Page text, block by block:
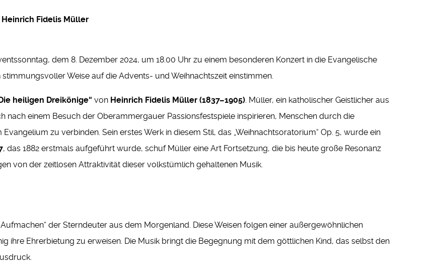
Heinrich Fidelis Müller
dem 8. Dezember 2024, um 18.00 Uhr zu einem besonderen Konzert in die Evangelische
Weise auf die Advents- und Weihnachtszeit einstimmen.
heiligen Dreikönige“ von Heinrich Fidelis Müller (1837–1905). Müller, ein katholischer Geistlicher aus
nach einem Besuch der Oberammergauer Passionsfestspiele inspirieren, Menschen durch die
zu verbinden. Sein erstes Werk in diesem Stil, das „Weihnachtsoratorium“ Op. 5, wurde ein
, das 1882 erstmals aufgeführt wurde, schuf Müller eine Art Fortsetzung, die bis heute große Resonanz
von der zeitlosen Attraktivität dieser volkstümlich gehaltenen Musik.
der Sterndeuter aus dem Morgenland. Diese Weisen folgen einer außergewöhnlichen
ihre Ehrerbietung zu erweisen. Die Musik bringt die Begegnung mit dem göttlichen Kind, das selbst den